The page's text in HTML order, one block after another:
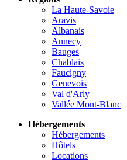
La Haute-Savoie
Aravis
Albanais
Annecy
Bauges
Chablais
Faucigny
Genevois
Val d'Arly
Vallée Mont-Blanc
Hébergements
Hébergements
Hôtels
Locations